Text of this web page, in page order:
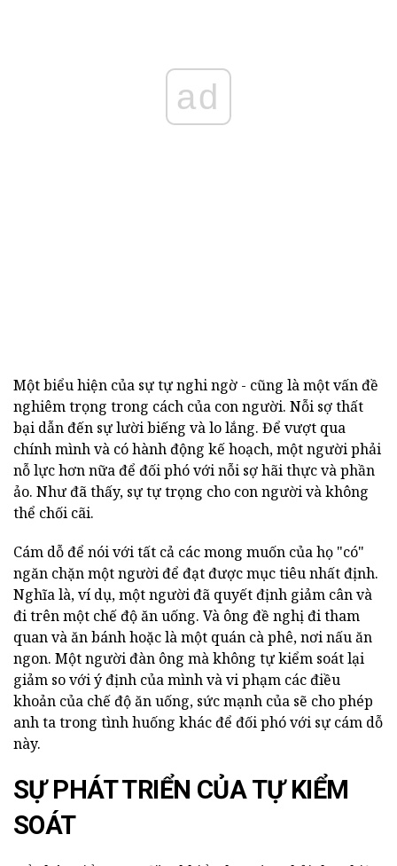
ad
Một biểu hiện của sự tự nghi ngờ - cũng là một vấn đề
nghiêm trọng trong cách của con người. Nỗi sợ thất
bại dẫn đến sự lười biếng và lo lắng. Để vượt qua
chính mình và có hành động kế hoạch, một người phải
nỗ lực hơn nữa để đối phó với nỗi sợ hãi thực và phần
ảo. Như đã thấy, sự tự trọng cho con người và không
thể chối cãi.
Cám dỗ để nói với tất cả các mong muốn của họ "có"
ngăn chặn một người để đạt được mục tiêu nhất định.
Nghĩa là, ví dụ, một người đã quyết định giảm cân và
đi trên một chế độ ăn uống. Và ông đề nghị đi tham
quan và ăn bánh hoặc là một quán cà phê, nơi nấu ăn
ngon. Một người đàn ông mà không tự kiểm soát lại
giảm so với ý định của mình và vi phạm các điều
khoản của chế độ ăn uống, sức mạnh của sẽ cho phép
anh ta trong tình huống khác để đối phó với sự cám dỗ
này.
SỰ PHÁT TRIỂN CỦA TỰ KIỂM
SOÁT